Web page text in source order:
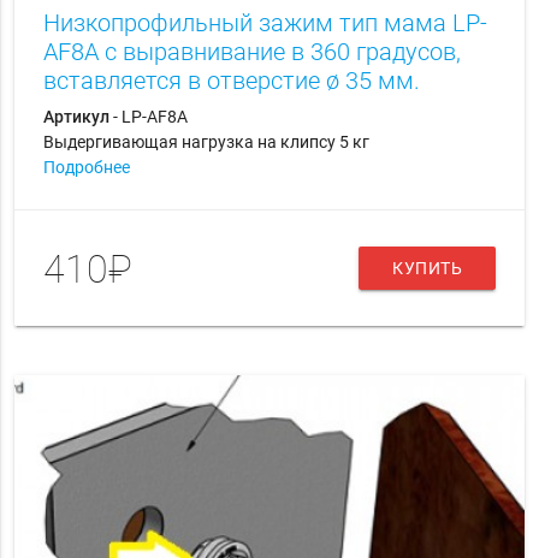
Низкопрофильный зажим тип мама LP-
AF8A с выравнивание в 360 градусов,
вставляется в отверстие ø 35 мм.
Артикул- LP-AF8A
Выдергивающая нагрузка на клипсу 5 кг
Подробнее
410₽ КУПИТЬ